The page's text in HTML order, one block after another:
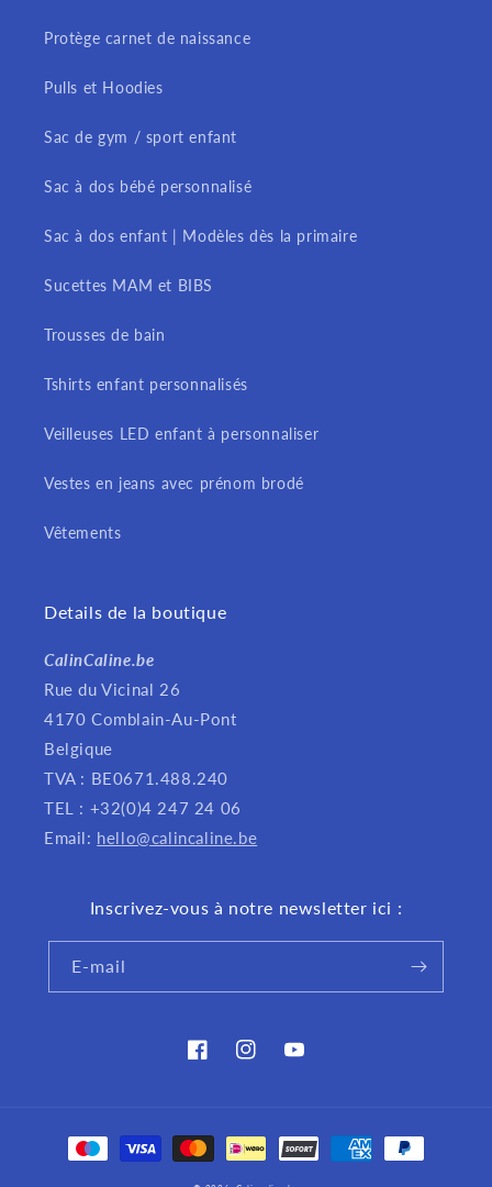
Protège carnet de naissance
Pulls et Hoodies
Sac de gym / sport enfant
Sac à dos bébé personnalisé
Sac à dos enfant | Modèles dès la primaire
Sucettes MAM et BIBS
Trousses de bain
Tshirts enfant personnalisés
Veilleuses LED enfant à personnaliser
Vestes en jeans avec prénom brodé
Vêtements
Details de la boutique
CalinCaline.be
Rue du Vicinal 26
4170 Comblain-Au-Pont
Belgique
TVA : BE0671.488.240
TEL : +32(0)4 247 24 06
Email: hello@calincaline.be
Inscrivez-vous à notre newsletter ici :
E-mail
FacebookInstagramYouTube
Moyens
de